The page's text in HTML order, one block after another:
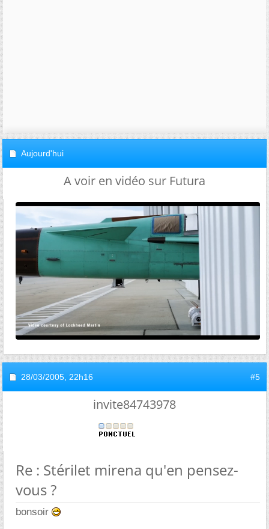
Aujourd'hui
A voir en vidéo sur Futura
28/03/2005, 22h16 #5
invite84743978
Re : Stérilet mirena qu'en pensez-
vous ?
bonsoir